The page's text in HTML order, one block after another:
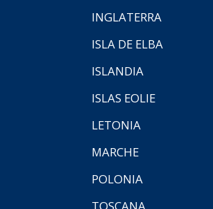
INGLATERRA
ISLA DE ELBA
ISLANDIA
ISLAS EOLIE
LETONIA
MARCHE
POLONIA
TOSCANA